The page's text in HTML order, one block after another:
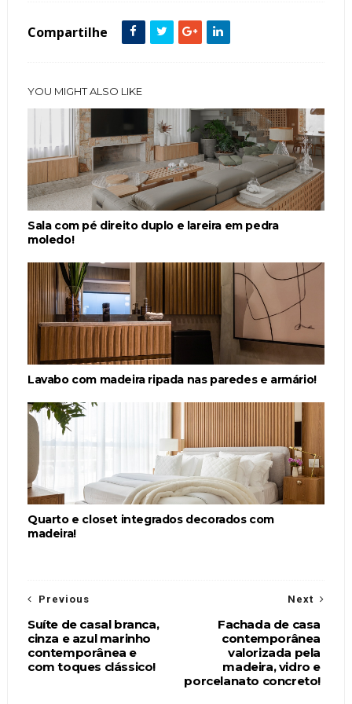
Compartilhe
YOU MIGHT ALSO LIKE
Sala com pé direito duplo e lareira em pedra
moledo!
Lavabo com madeira ripada nas paredes e armário!
Quarto e closet integrados decorados com
madeira!
Next
Fachada de casa
contemporânea
valorizada pela
madeira, vidro e
porcelanato concreto!
Previous
Suíte de casal branca,
cinza e azul marinho
contemporânea e
com toques clássico!